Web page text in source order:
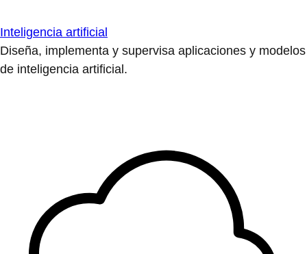
Inteligencia artificial
Diseña, implementa y supervisa aplicaciones y modelos
de inteligencia artificial.